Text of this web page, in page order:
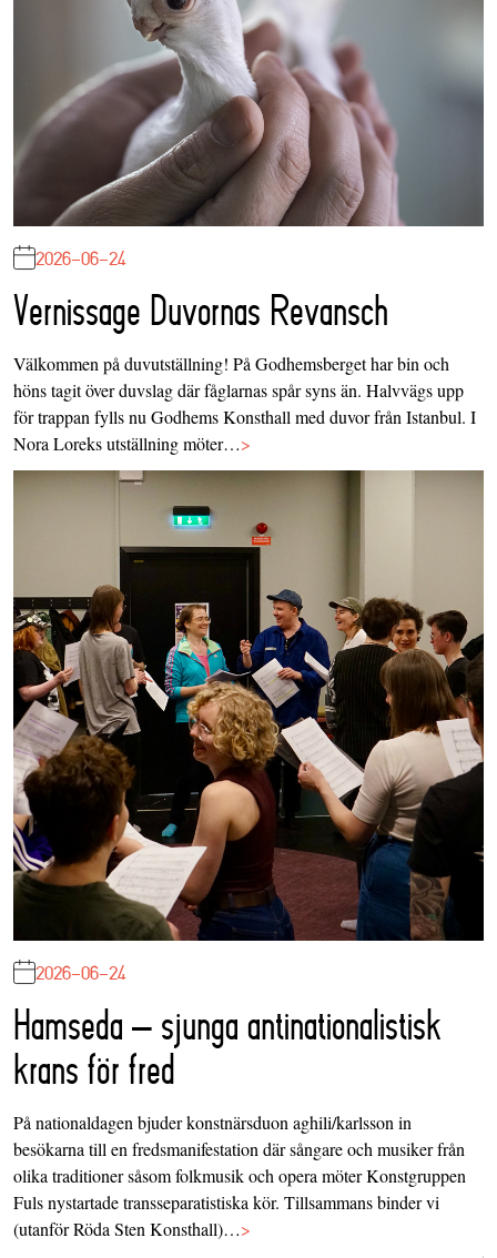
2026-06-24
Vernissage Duvornas Revansch
Välkommen på duvutställning! På Godhemsberget har bin och
höns tagit över duvslag där fåglarnas spår syns än. Halvvägs upp
för trappan fylls nu Godhems Konsthall med duvor från Istanbul. I
Nora Loreks utställning möter…>
2026-06-24
Hamseda – sjunga antinationalistisk
krans för fred
På nationaldagen bjuder konstnärsduon aghili/karlsson in
besökarna till en fredsmanifestation där sångare och musiker från
olika traditioner såsom folkmusik och opera möter Konstgruppen
Fuls nystartade transseparatistiska kör. Tillsammans binder vi
(utanför Röda Sten Konsthall)…>